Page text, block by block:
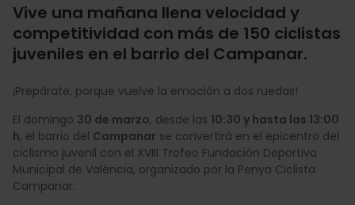
Vive una mañana llena velocidad y
competitividad con más de 150 ciclistas
juveniles en el barrio del Campanar.
¡Prepárate, porque vuelve la emoción a dos ruedas!
El domingo 30 de marzo, desde las 10:30 y hasta las 13:00
h, el barrio del Campanar se convertirá en el epicentro del
ciclismo juvenil con el XVIII Trofeo Fundación Deportiva
Municipal de València, organizado por la Penya Ciclista
Campanar.